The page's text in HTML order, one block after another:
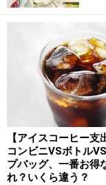
キングから消え、
世界は短期間で
世界の流れ
僕は近い将来、
かと考えていま
産党による一党
【アイスコーヒー支
コンビニVSボトル
プバッグ、一番お得
れ？いくら違う？